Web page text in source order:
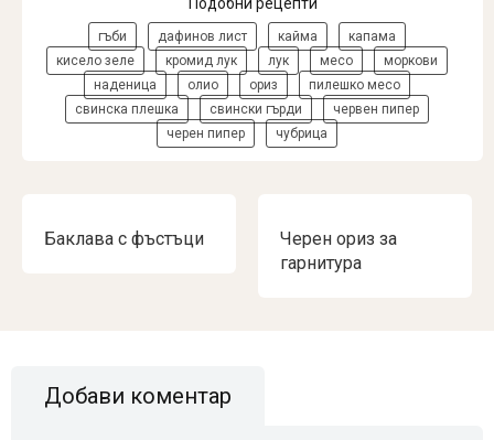
гъби дафинов лист кайма
капама
кисело зеле
кромид лук лук месо
моркови
наденица
олио ориз
пилешко месо
свинска плешка
свински гърди
червен пипер
черен пипер
чубрица
Баклава с фъстъци
Черен ориз за
гарнитура
Добави коментар